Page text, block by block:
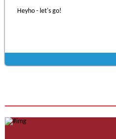
Heyho - let's go!